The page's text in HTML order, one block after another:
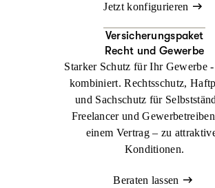
Jetzt konfigurieren
Versicherungspaket
Recht und Gewerbe
Starker Schutz für Ihr Gewerbe
kombiniert. Rechtsschutz,
und Sachschutz für
Freelancer und
einem Vertrag – zu
Konditionen.
Beraten lassen